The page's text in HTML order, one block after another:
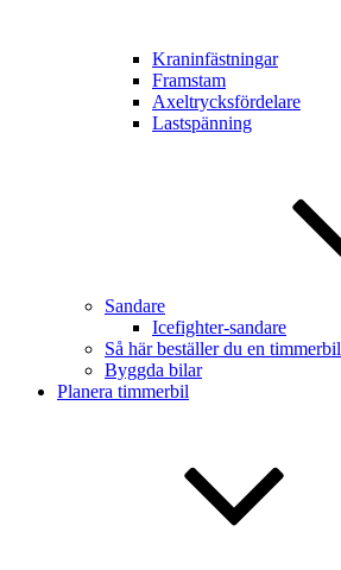
Kraninfästningar
Framstam
Axeltrycksfördelare
Lastspänning
Sandare
Icefighter-sandare
Så här beställer du en timmerbil
Byggda bilar
Planera timmerbil